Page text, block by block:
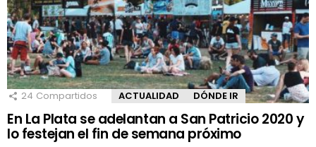
24 Compartidos ACTUALIDAD DÓNDE IR
En La Plata se adelantan a San Patricio 2020 y
lo festejan el fin de semana próximo